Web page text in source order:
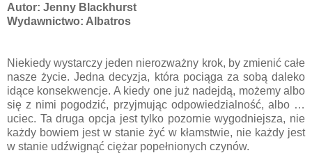
Autor: Jenny Blackhurst
Wydawnictwo: Albatros
Niekiedy wystarczy jeden nierozważny krok, by zmienić całe
nasze życie. Jedna decyzja, która pociąga za sobą daleko
idące konsekwencje. A kiedy one już nadejdą, możemy albo
się z nimi pogodzić, przyjmując odpowiedzialność, albo …
uciec. Ta druga opcja jest tylko pozornie wygodniejsza, nie
każdy bowiem jest w stanie żyć w kłamstwie, nie każdy jest
w stanie udźwignąć ciężar popełnionych czynów.